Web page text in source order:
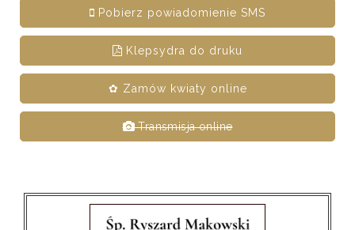
Pobierz powiadomienie SMS
Klepsydra do druku
✿ Zamów kwiaty online
Transmisja online